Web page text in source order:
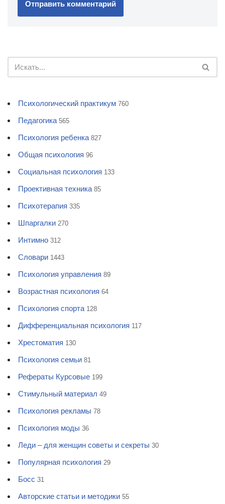
Психологический практикум 760
Педагогика 565
Психология ребенка 827
Общая психология 96
Социальная психология 133
Проективная техника 85
Психотерапия 335
Шпаргалки 270
Интимно 312
Словари 1443
Психология управления 89
Возрастная психология 64
Психология спорта 128
Дифференциальная психология 117
Хрестоматия 130
Психология семьи 81
Рефераты Курсовые 199
Стимульный материал 49
Психология рекламы 78
Психология моды 36
Леди – для женщин советы и секреты 30
Популярная психология 29
Босс 31
Авторские статьи и методики 55